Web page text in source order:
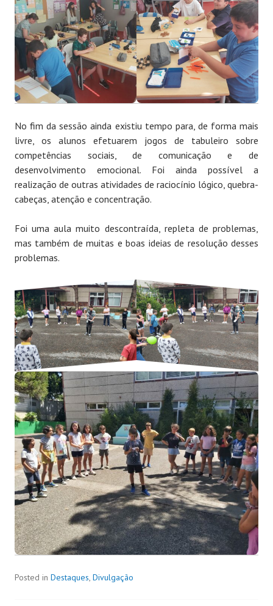
No fim da sessão ainda existiu tempo para, de forma mais
livre, os alunos efetuarem jogos de tabuleiro sobre
competências sociais, de comunicação e de
desenvolvimento emocional. Foi ainda possível a
realização de outras atividades de raciocínio lógico, quebra-
cabeças, atenção e concentração.
Foi uma aula muito descontraída, repleta de problemas,
mas também de muitas e boas ideias de resolução desses
problemas.
Posted in Destaques, Divulgação